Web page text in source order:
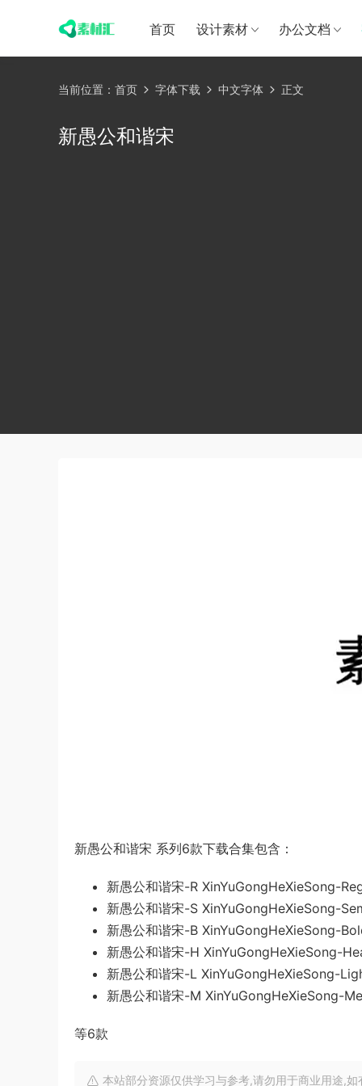
首页 设计素材 办公文档
当前位置： 首页 字体下载 中文字体 正文
新愚公和谐宋
新愚公和谐宋 系列6款下载合集包含：
新愚公和谐宋-R XinYuGongHeXieSong-
新愚公和谐宋-S XinYuGongHeXieSong-
新愚公和谐宋-B XinYuGongHeXieSong-
新愚公和谐宋-H XinYuGongHeXieSong-
新愚公和谐宋-L XinYuGongHeXieSong-
新愚公和谐宋-M XinYuGongHeXieSong-
等6款
本站部分资源仅供学习与参考,请勿用于商业用途,